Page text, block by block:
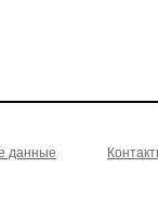
данные